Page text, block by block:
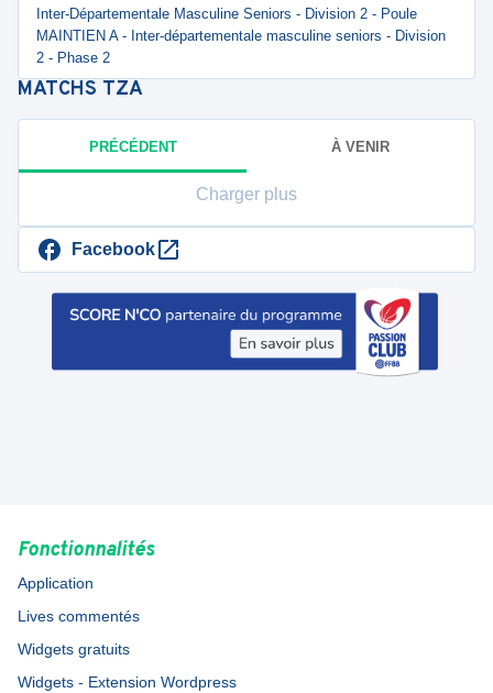
Inter-Départementale Masculine Seniors - Division 2 - Poule
MAINTIEN A - Inter-départementale masculine seniors - Division
2 - Phase 2
MATCHS TZA
PRÉCÉDENT À VENIR
Charger plus
Facebook
Fonctionnalités
Application
Lives commentés
Widgets gratuits
Widgets - Extension Wordpress